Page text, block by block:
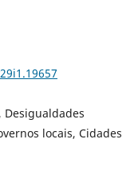
Desigualdades
locais, Cidades